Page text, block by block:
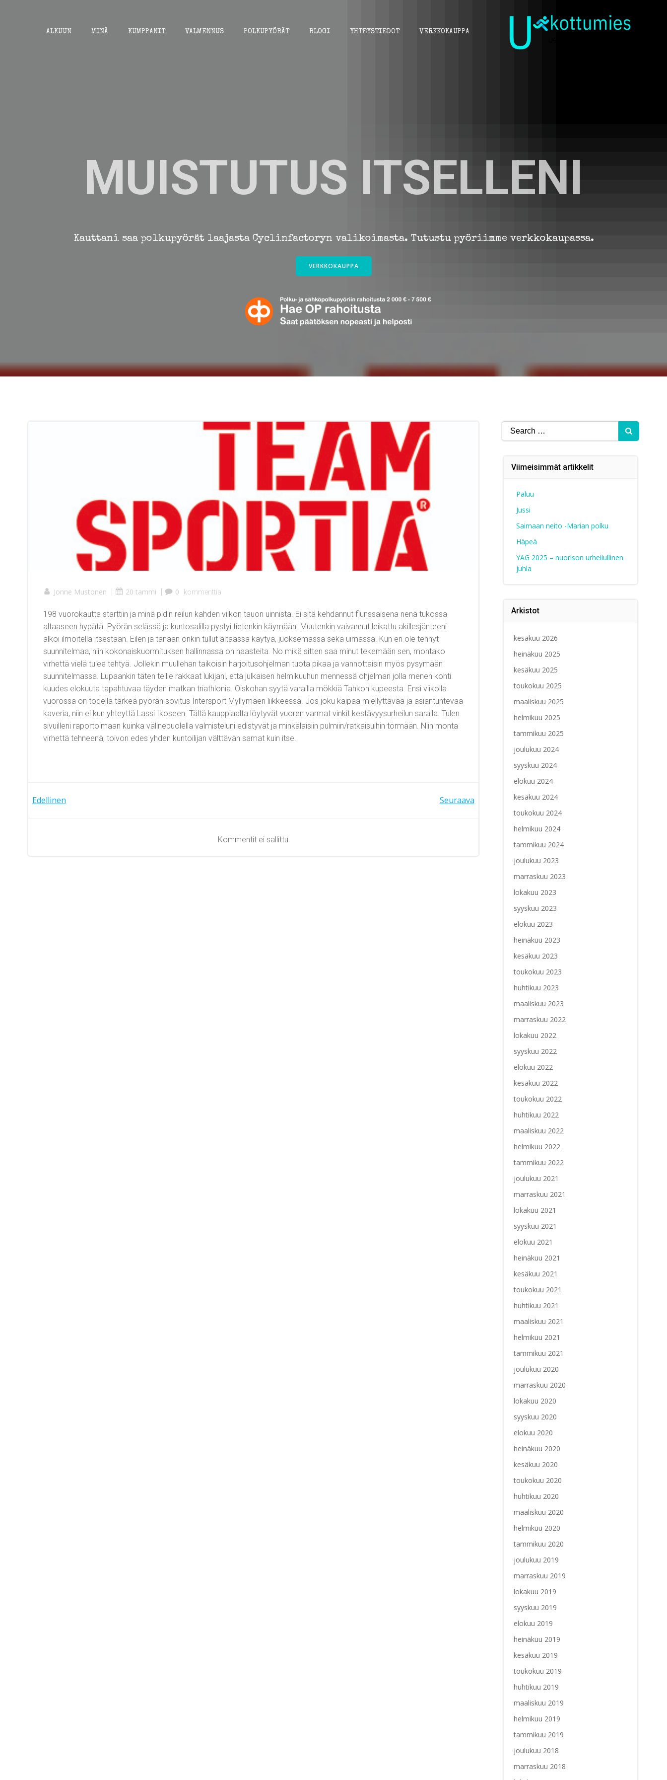
ALKUUN MINÄ KUMPPANIT VALMENNUS POLKUPYÖRÄT BLOGI YHTEYSTIEDOT VERKKOKAUPPA
MUISTUTUS ITSELLENI
Kauttani saa polkupyörät laajasta Cyclinfactoryn valikoimasta. Tutustu pyöriimme verkkokaupassa.
VERKKOKAUPPA
Jonne Mustonen | 20 tammi | 0 kommenttia
198 vuorokautta starttiin ja minä pidin reilun kahden viikon tauon uinnista. Ei sitä kehdannut flunssaisena nenä tukossa
altaaseen hypätä. Pyörän selässä ja kuntosalilla pystyi tietenkin käymään. Muutenkin vaivannut leikattu akillesjänteeni
alkoi ilmoitella itsestään. Eilen ja tänään onkin tullut altaassa käytyä, juoksemassa sekä uimassa. Kun en ole tehnyt
suunnitelmaa, niin kokonaiskuormituksen hallinnassa on haasteita. No mikä sitten saa minut tekemään sen, montako
virhettä vielä tulee tehtyä. Jollekin muullehan taikoisin harjoitusohjelman tuota pikaa ja vannottaisin myös pysymään
suunnitelmassa. Lupaankin täten teille rakkaat lukijani, että julkaisen helmikuuhun mennessä ohjelman jolla menen kohti
kuudes elokuuta tapahtuvaa täyden matkan triathlonia. Oiskohan syytä varailla mökkiä Tahkon kupeesta. Ensi viikolla
vuorossa on todella tärkeä pyörän sovitus Intersport Myllymäen liikkeessä. Jos joku kaipaa miellyttävää ja asiantuntevaa
kaveria, niin ei kun yhteyttä Lassi Ikoseen. Tältä kauppiaalta löytyvät vuoren varmat vinkit kestävyysurheilun saralla. Tulen
sivuilleni raportoimaan kuinka välinepuolella valmisteluni edistyvät ja minkälaisiin pulmiin/ratkaisuihin törmään. Niin monta
virhettä tehneenä, toivon edes yhden kuntoilijan välttävän samat kuin itse.
Artikkelien
Edellinen
selaus
Seuraava
Kommentit ei sallittu
Search
for:
Viimeisimmät artikkelit
Paluu
Jussi
Saimaan neito -Marian polku
Häpeä
YAG 2025 – nuorison urheilullinen
juhla
Arkistot
kesäkuu 2026
heinäkuu 2025
kesäkuu 2025
toukokuu 2025
maaliskuu 2025
helmikuu 2025
tammikuu 2025
joulukuu 2024
syyskuu 2024
elokuu 2024
kesäkuu 2024
toukokuu 2024
helmikuu 2024
tammikuu 2024
joulukuu 2023
marraskuu 2023
lokakuu 2023
syyskuu 2023
elokuu 2023
heinäkuu 2023
kesäkuu 2023
toukokuu 2023
huhtikuu 2023
maaliskuu 2023
marraskuu 2022
lokakuu 2022
syyskuu 2022
elokuu 2022
kesäkuu 2022
toukokuu 2022
huhtikuu 2022
maaliskuu 2022
helmikuu 2022
tammikuu 2022
joulukuu 2021
marraskuu 2021
lokakuu 2021
syyskuu 2021
elokuu 2021
heinäkuu 2021
kesäkuu 2021
toukokuu 2021
huhtikuu 2021
maaliskuu 2021
helmikuu 2021
tammikuu 2021
joulukuu 2020
marraskuu 2020
lokakuu 2020
syyskuu 2020
elokuu 2020
heinäkuu 2020
kesäkuu 2020
toukokuu 2020
huhtikuu 2020
maaliskuu 2020
helmikuu 2020
tammikuu 2020
joulukuu 2019
marraskuu 2019
lokakuu 2019
syyskuu 2019
elokuu 2019
heinäkuu 2019
kesäkuu 2019
toukokuu 2019
huhtikuu 2019
maaliskuu 2019
helmikuu 2019
tammikuu 2019
joulukuu 2018
marraskuu 2018